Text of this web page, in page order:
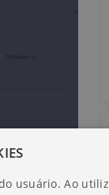
usuário. Ao